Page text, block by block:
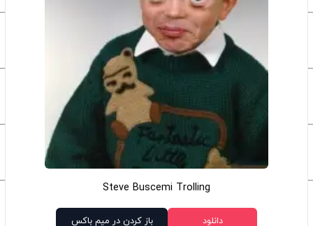
Steve Buscemi Trolling
دانلود باز کردن در میم باکس